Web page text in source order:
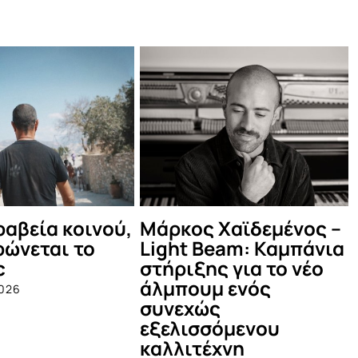
–
Καμπάνια
το νέο
Δες τι έγινε στο
καλοκαιρινό Μέντα
Πάρτυ!
July 12th, 2025